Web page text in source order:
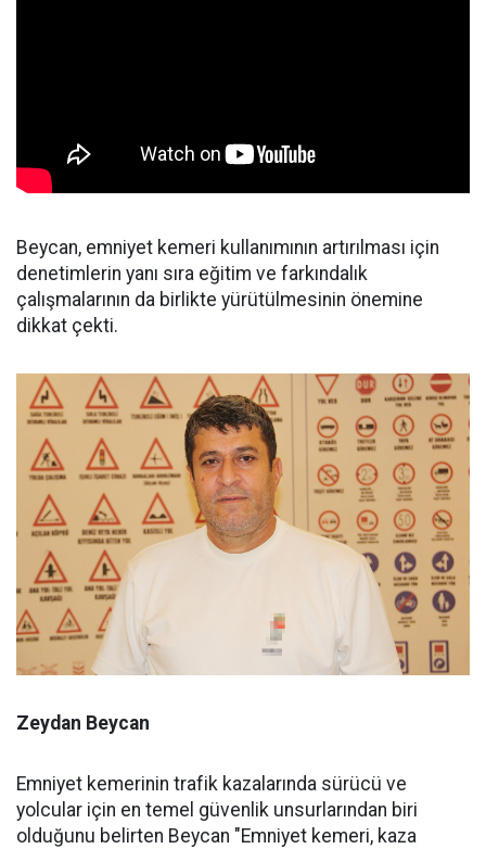
Beycan, emniyet kemeri kullanımının artırılması için
denetimlerin yanı sıra eğitim ve farkındalık
çalışmalarının da birlikte yürütülmesinin önemine
dikkat çekti.
Zeydan Beycan
Emniyet kemerinin trafik kazalarında sürücü ve
yolcular için en temel güvenlik unsurlarından biri
olduğunu belirten Beycan "Emniyet kemeri, kaza